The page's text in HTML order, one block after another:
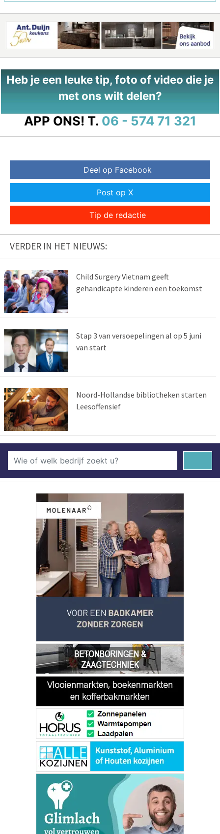
Heb je een leuke tip, foto of video die je
met ons wilt delen?
APP ONS! T. 06 - 574 71 321
Deel op Facebook
Post op X
Tip de redactie
VERDER IN HET NIEUWS:
Child Surgery Vietnam geeft
gehandicapte kinderen een toekomst
Stap 3 van versoepelingen al op 5 juni
van start
Noord-Hollandse bibliotheken starten
Leesoffensief